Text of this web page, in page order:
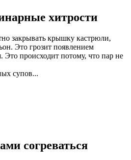
хитрости
закрывать крышку кастрюли,
Это грозит появлением
Это происходит потому, что пар не
супов...
согреваться